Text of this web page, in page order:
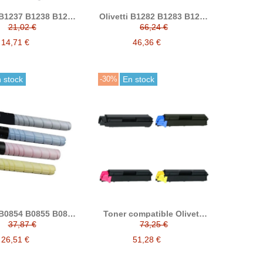
B1238 B1239
tóner compatible
21,02 €
14,71 €
Olivetti B1282 B1283 B1284
B1285 tóner compatible
66,24 €
46,36 €
stock
B0855 B0856
tóner compatible
37,87 €
26,51 €
-30% En stock
Toner compatible Olivetti
B1183 B1184 B1185 B1186
73,25 €
51,28 €